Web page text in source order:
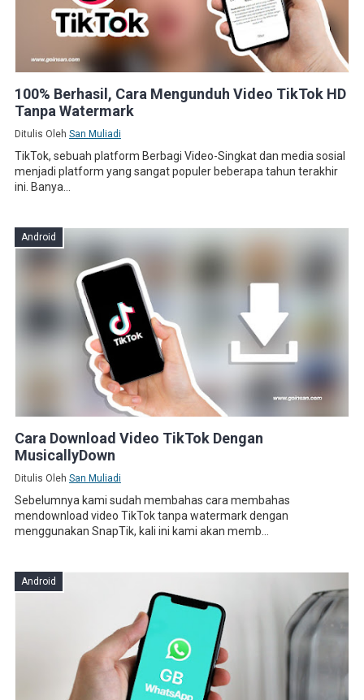
100% Berhasil, Cara Mengunduh Video TikTok HD
Tanpa Watermark
Ditulis Oleh San Muliadi
TikTok, sebuah platform Berbagi Video-Singkat dan media sosial
menjadi platform yang sangat populer beberapa tahun terakhir
ini. Banya...
Android
Cara Download Video TikTok Dengan
MusicallyDown
Ditulis Oleh San Muliadi
Sebelumnya kami sudah membahas cara membahas
mendownload video TikTok tanpa watermark dengan
menggunakan SnapTik, kali ini kami akan memb...
Android